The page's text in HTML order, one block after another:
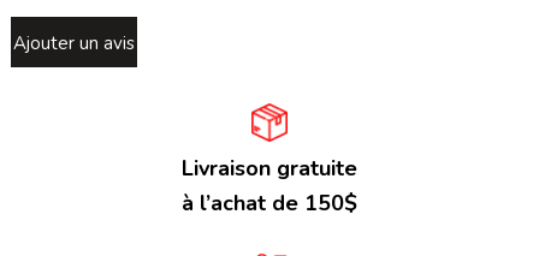
Ajouter un avis
Livraison gratuite
à l’achat de 150$